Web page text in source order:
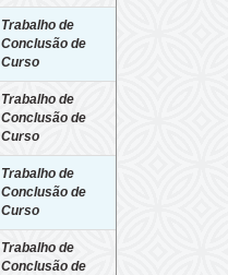
Trabalho de
Conclusão de
Curso
Trabalho de
Conclusão de
Curso
Trabalho de
Conclusão de
Curso
Trabalho de
Conclusão de